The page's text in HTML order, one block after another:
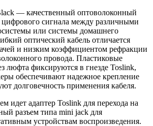
— качественный оптоволоконный
цифрового сигнала между различными
или системы домашнего
оптический кабель отличается
и низким коэффициентом рефракции
провода. Пластиковые
люфта фиксируются в гнезде Toslink,
обеспечивают надежное крепление
долговечность применения кабеля.
идет адаптер Toslink для перехода на
разъем типа mini jack для
устройствам воспроизведения.